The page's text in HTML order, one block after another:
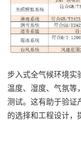
步入式全气候环境实
温度、湿度、气氛等
测试。这有助于验证
的选择和工程设计，